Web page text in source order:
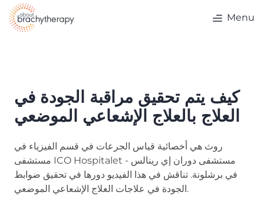
Skip to content
Menu
كيف يتم تحقيق مراقبة الجودة في
العلاج بالعلاج الإشعاعي الموضعي
روث هي أخصائية قياس الجرعات في قسم الفيزياء في
مستشفى ICO Hospitalet - مستشفى دوران إي رينالس
في برشلونة. تناقش في هذا الفيديو دورها في تحقيق ضوابط
الجودة في علاجات العلاج الإشعاعي الموضعي.